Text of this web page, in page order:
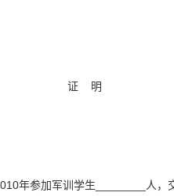
证 明
年参加军训学生
人，